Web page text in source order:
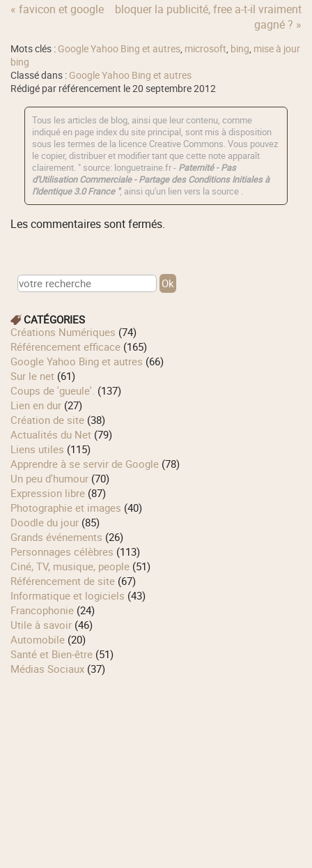
« favicon et google
bloquer la publicité, free a-t-il vraiment
gagné ? »
Mots clés : Google Yahoo Bing et autres, microsoft, bing, mise à jour
bing
Classé dans : Google Yahoo Bing et autres
Rédigé par référencement le 20 septembre 2012
Tous les articles de blog, ainsi que leur contenu, comme
indiqué en page index du site principal, sont mis à disposition
sous les termes de la licence Creative Commons. Vous pouvez
le copier, distribuer et modifier tant que cette note apparaît
clairement. " source: longuetraine.fr - Paternité - Pas
d'Utilisation Commerciale - Partage des Conditions Initiales à
l'Identique 3.0 France ", ainsi qu'un lien vers la source .
Les commentaires sont fermés.
CATÉGORIES
Créations Numériques (74)
Référencement efficace (165)
Google Yahoo Bing et autres (66)
Sur le net (61)
Coups de 'gueule'. (137)
Lien en dur (27)
Création de site (38)
Actualités du Net (79)
Liens utiles (115)
Apprendre à se servir de Google (78)
Un peu d'humour (70)
Expression libre (87)
Photographie et images (40)
Doodle du jour (85)
Grands événements (26)
Personnages célèbres (113)
Ciné, TV, musique, people (51)
Référencement de site (67)
Informatique et logiciels (43)
Francophonie (24)
Utile à savoir (46)
Automobile (20)
Santé et Bien-être (51)
Médias Sociaux (37)